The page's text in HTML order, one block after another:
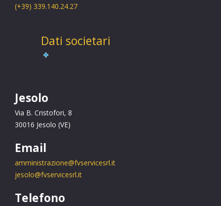
(+39) 339.140.24.27
Dati societari
Jesolo
Via B. Cristofori, 8
30016 Jesolo (VE)
Email
amministrazione@fvservicesrl.it
jesolo@fvservicesrl.it
Telefono